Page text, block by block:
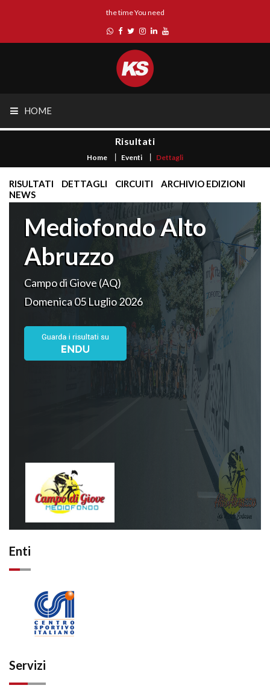
the time You need
HOME
Risultati
Home Eventi Dettagli
RISULTATI DETTAGLI CIRCUITI
ARCHIVIO EDIZIONI
NEWS
Mediofondo Alto
Abruzzo
Campo di Giove (AQ)
Domenica 05 Luglio 2026
Enti
Servizi